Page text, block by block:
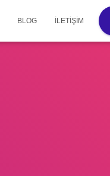
BLOG İLETIŞIM